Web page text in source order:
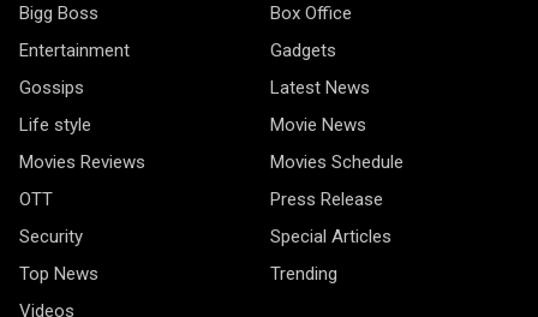
Bigg Boss
Box Office
Entertainment
Gadgets
Gossips
Latest News
Life style
Movie News
Movies Reviews
Movies Schedule
OTT
Press Release
Security
Special Articles
Top News
Trending
Videos